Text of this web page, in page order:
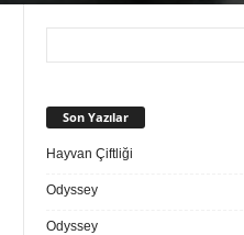
Son Yazılar
Hayvan Çiftliği
Odyssey
Odyssey